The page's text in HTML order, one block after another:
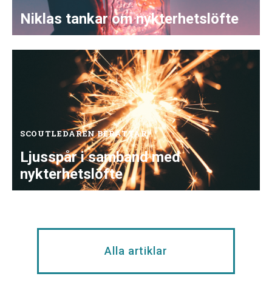
Nykterhetsrörelsens Scoutförbund
Niklas tankar om nykterhetslöfte
Ljusspår i samband med
nykterhetslöfte
SCOUTLEDAREN BERÄTTAR
Alla artiklar